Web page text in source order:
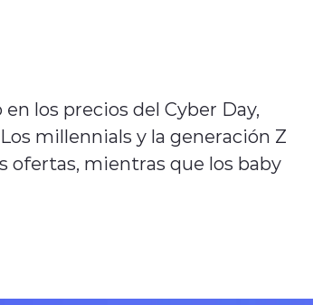
los precios del Cyber Day,
millennials y la generación Z
ofertas, mientras que los baby